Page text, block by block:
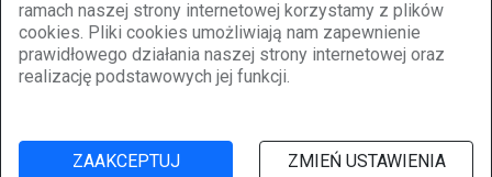
ramach naszej strony internetowej korzystamy z plików
cookies. Pliki cookies umożliwiają nam zapewnienie
prawidłowego działania naszej strony internetowej oraz
realizację podstawowych jej funkcji.
ZAAKCEPTUJ ZMIEŃ USTAWIENIA
Reklama
BBiletomania